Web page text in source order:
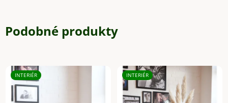
Podobné produkty
INTERIÉR INTERIÉR